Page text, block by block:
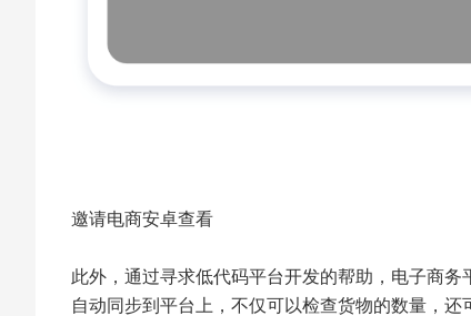
邀请电商安卓查看
此外，通过寻求低代码平台开发的帮助，电子商
自动同步到平台上，不仅可以检查货物的数量，